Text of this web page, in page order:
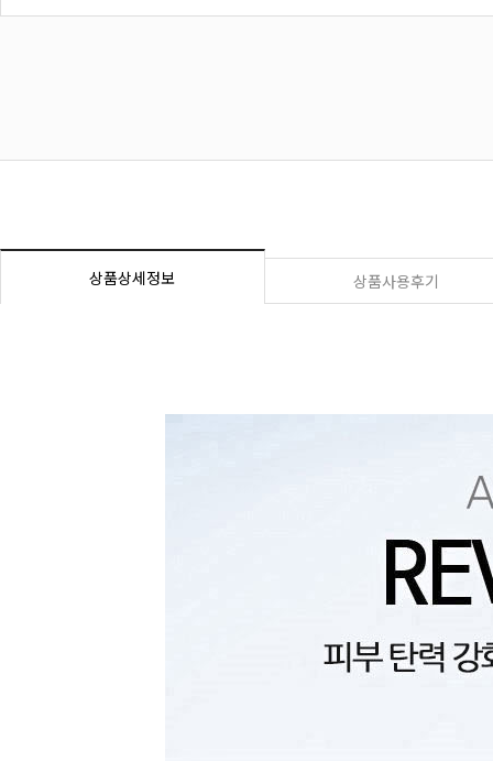
상품상세정보 상품사용후기